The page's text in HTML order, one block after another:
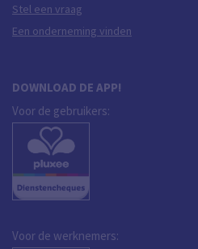
Stel een vraag
Een onderneming vinden
DOWNLOAD DE APP!
Voor de gebruikers:
Voor de werknemers: